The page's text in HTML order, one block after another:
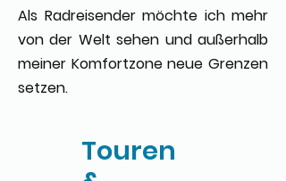
Als Radreisender möchte ich mehr
von der Welt sehen und außerhalb
meiner Komfortzone neue Grenzen
setzen.
Touren